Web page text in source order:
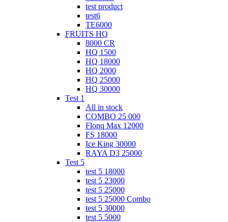
test product
test6
ТЕ6000
FRUITS HQ
8000 CR
HQ 1500
HQ 18000
HQ 2000
HQ 25000
HQ 30000
Test 1
All in stock
COMBO 25 000
Flonq Max 12000
FS 18000
Ice King 30000
RAYA D3 25000
Test 5
test 5 18000
test 5 23000
test 5 25000
test 5 25000 Combo
test 5 30000
test 5 5000